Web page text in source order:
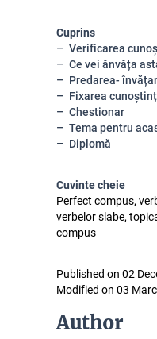
Cuprins
Verificarea
Ce vei ănvăța
Predarea-
Fixarea
Chestionar
Tema pentru
Diplomă
Cuvinte cheie
Perfect compus,
verbelor slabe,
compus
Published on 02
Modified on 03
Author